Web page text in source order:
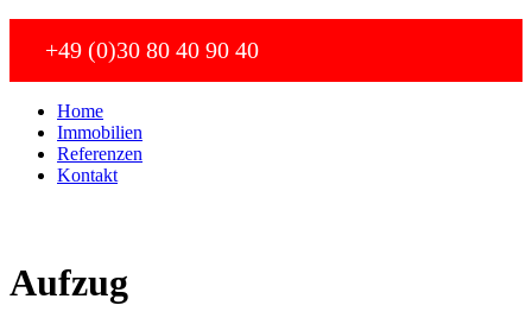
+49 (0)30 80 40 90 40
Home
Immobilien
Referenzen
Kontakt
Aufzug